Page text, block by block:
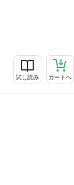
試し読み カートへ